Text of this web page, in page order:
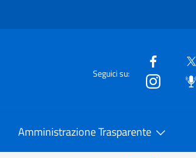
Seguici su:
Amministrazione Trasparente